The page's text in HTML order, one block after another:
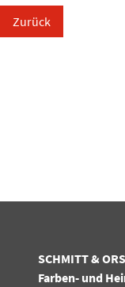
Zurück
SCHMITT &
Farben- und